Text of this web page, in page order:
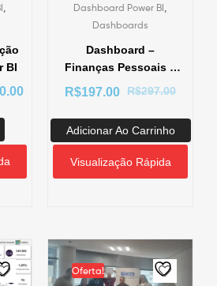
BI
Dashboard Power BI
Dashboards
Dashboard –
Finanças Pessoais –
Power BI
R$297.00
R$197.00
Adicionar Ao Carrinho
Visualização Rápida
Oferta!